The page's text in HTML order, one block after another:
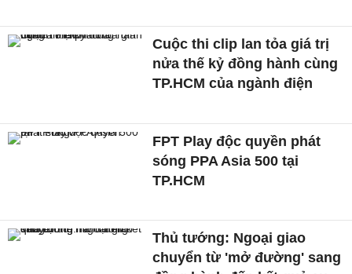
Cuộc thi clip lan tỏa giá trị
nửa thế kỷ đồng hành cùng
TP.HCM của ngành điện
FPT Play độc quyền phát
sóng PPA Asia 500 tại
TP.HCM
Thủ tướng: Ngoại giao
chuyển từ 'mở đường' sang